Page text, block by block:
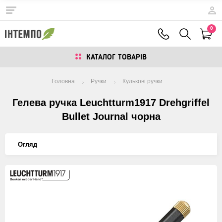
0
КАТАЛОГ ТОВАРIВ
Головна Ручки Кулькові ручки
Гелева ручка Leuchtturm1917 Drehgriffel
Bullet Journal чорна
Огляд
Изображения